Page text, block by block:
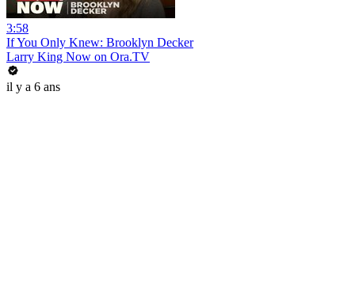
3:58
If You Only Knew: Brooklyn Decker
Larry King Now on Ora.TV
il y a 6 ans